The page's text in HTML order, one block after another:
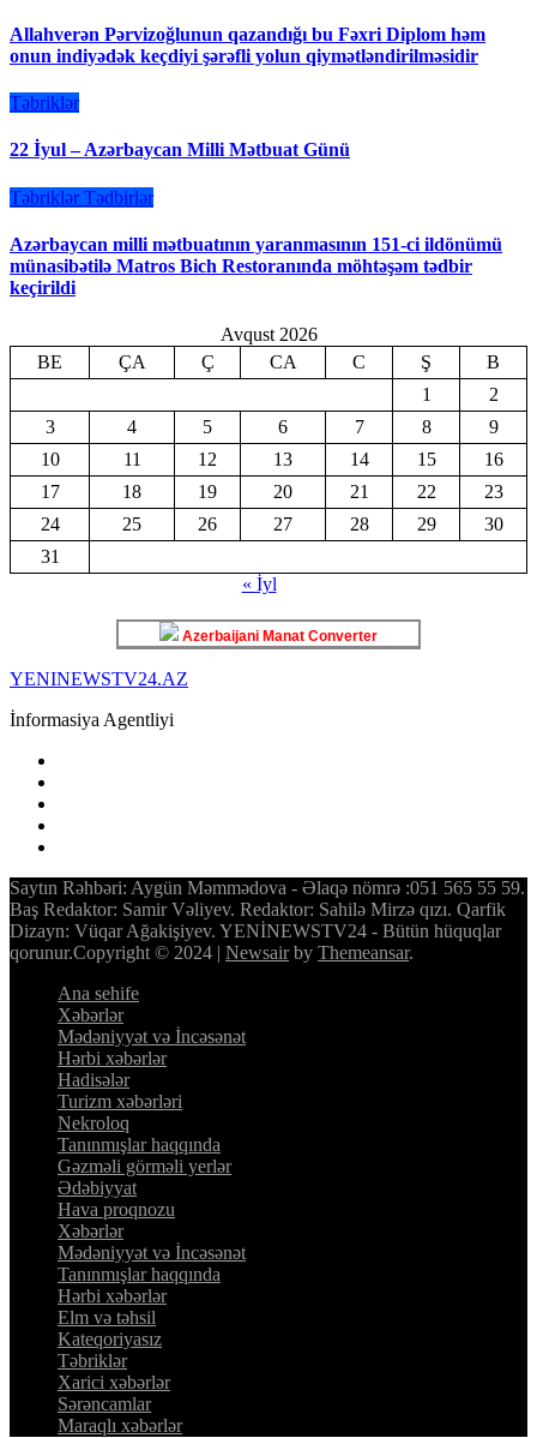
Allahverən Pərvizoğlunun qazandığı bu Fəxri Diplom həm
onun indiyədək keçdiyi şərəfli yolun qiymətləndirilməsidir
Təbriklər
22 İyul – Azərbaycan Milli Mətbuat Günü
Təbriklər Tədbirlər
Azərbaycan milli mətbuatının yaranmasının 151-ci ildönümü
münasibətilə Matros Bich Restoranında möhtəşəm tədbir
keçirildi
Avqust 2026
BE
ÇA Ç CA C Ş
B
1
2
3
4 5 6 7 8
9
10
11 12 13 14 15
16
17
18 19 20 21 22
23
24
25 26 27 28 29
30
31
« İyl
Azerbaijani Manat Converter
YENINEWSTV24.AZ
İnformasiya Agentliyi
Saytın Rəhbəri: Aygün Məmmədova - Əlaqə nömrə :051 565 55 59.
Baş Redaktor: Samir Vəliyev. Redaktor: Sahilə Mirzə qızı. Qarfik
Dizayn: Vüqar Ağakişiyev. YENİNEWSTV24 - Bütün hüquqlar
qorunur.Copyright © 2024 | Newsairby Themeansar.
Ana sehife
Xəbərlər
Mədəniyyət və İncəsənət
Hərbi xəbərlər
Hadisələr
Turizm xəbərləri
Nekroloq
Tanınmışlar haqqında
Gəzməli görməli yerlər
Ədəbiyyat
Hava proqnozu
Xəbərlər
Mədəniyyət və İncəsənət
Tanınmışlar haqqında
Hərbi xəbərlər
Elm və təhsil
Kateqoriyasız
Təbriklər
Xarici xəbərlər
Sərəncamlar
Maraqlı xəbərlər